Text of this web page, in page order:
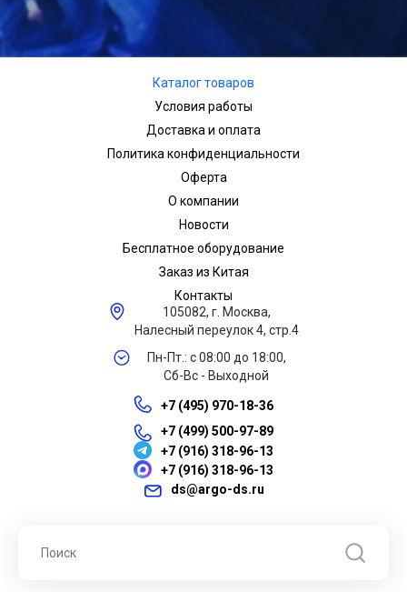
Каталог товаров
Условия работы
Доставка и оплата
Политика конфиденциальности
Оферта
О компании
Новости
Бесплатное оборудование
Заказ из Китая
Контакты
105082, г. Москва,
Налесный переулок 4, стр.4
Пн-Пт.: с 08:00 до 18:00,
Сб-Вс - Выходной
+7 (495) 970-18-36
+7 (499) 500-97-89
+7 (916) 318-96-13
+7 (916) 318-96-13
ds@argo-ds.ru